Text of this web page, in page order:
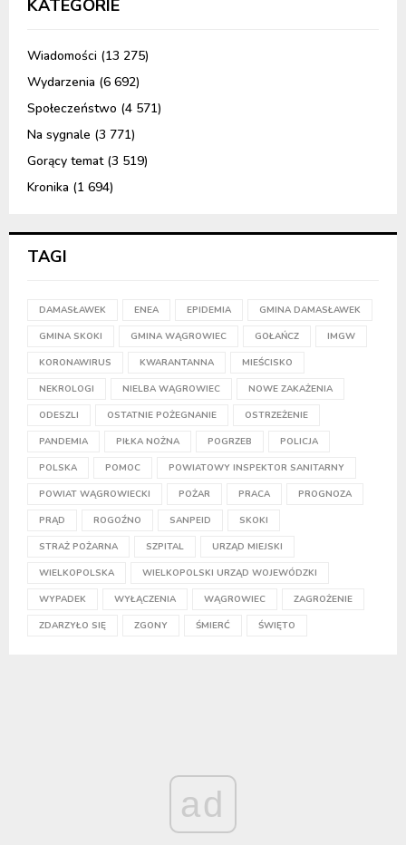
KATEGORIE
Wiadomości (13 275)
Wydarzenia (6 692)
Społeczeństwo (4 571)
Na sygnale (3 771)
Gorący temat(3 519)
Kronika (1 694)
TAGI
DAMASŁAWEK ENEA EPIDEMIA GMINA DAMASŁAWEK
GMINA SKOKI GMINA WĄGROWIEC GOŁAŃCZ IMGW
KORONAWIRUS KWARANTANNA MIEŚCISKO
NEKROLOGI NIELBA WĄGROWIEC NOWE ZAKAŻENIA
ODESZLI OSTATNIE POŻEGNANIE OSTRZEŻENIE
PANDEMIA PIŁKA NOŻNA POGRZEB POLICJA
POLSKA POMOC POWIATOWY INSPEKTOR SANITARNY
POWIAT WĄGROWIECKI POŻAR PRACA PROGNOZA
PRĄD ROGOŹNO SANPEID SKOKI
STRAŻ POŻARNA SZPITAL URZĄD MIEJSKI
WIELKOPOLSKA WIELKOPOLSKI URZĄD WOJEWÓDZKI
WYPADEK WYŁĄCZENIA WĄGROWIEC ZAGROŻENIE
ZDARZYŁO SIĘ ZGONY ŚMIERĆ ŚWIĘTO
ad